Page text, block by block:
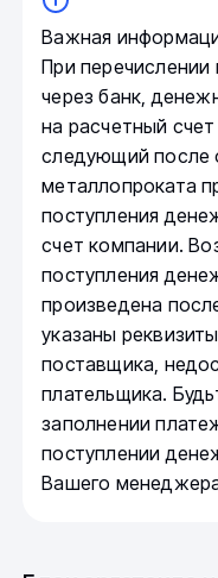
Важная
При
через банк,
на расчетный
следующий после
металлопроката
поступления
счет компании.
поступления
произведена
указаны
поставщика,
плательщика.
заполнении
поступлении
Вашего